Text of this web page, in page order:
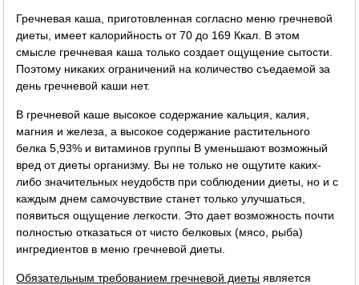
Гречневая каша, приготовленная согласно меню гречневой
диеты, имеет калорийность от 70 до 169 Ккал. В этом
смысле гречневая каша только создает ощущение сытости.
Поэтому никаких ограничений на количество съедаемой за
день гречневой каши нет.
В гречневой каше высокое содержание кальция, калия,
магния и железа, а высокое содержание растительного
белка 5,93% и витаминов группы B уменьшают возможный
вред от диеты организму. Вы не только не ощутите каких-
либо значительных неудобств при соблюдении диеты, но и с
каждым днем самочувствие станет только улучшаться,
появиться ощущение легкости. Это дает возможность почти
полностью отказаться от чисто белковых (мясо, рыба)
ингредиентов в меню гречневой диеты.
Обязательным требованием гречневой диеты является